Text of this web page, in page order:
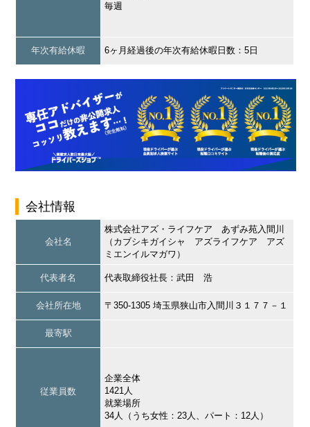
毎週
年次有給休暇 6ヶ月経過後の年次有給休暇日数：5日
会社情報
会社名
株式会社アズ・ライフケア あずみ苑入間川
（カブシキガイシャ アズライフケア アズ
ミエンイルマガワ）
代表者名 代表取締役社長：武田 浩
会社所在地 〒350-1305 埼玉県狭山市入間川３１７７－１
最寄駅
従業員数
企業全体
1421人
就業場所
34人（うち女性：23人、パート：12人）